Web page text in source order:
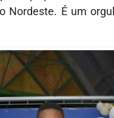
Nordeste. É um